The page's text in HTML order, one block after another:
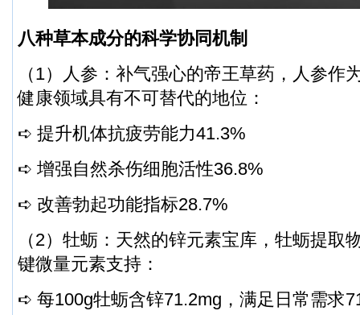
八种草本成分的科学协同机制
（1）人参：补气强心的帝王草药，人参作
健康领域具有不可替代的地位：
➪ 提升机体抗疲劳能力41.3%
➪ 增强自然杀伤细胞活性36.8%
➪ 改善勃起功能指标28.7%
（2）牡蛎：天然的锌元素宝库，牡蛎提取
键微量元素支持：
➪ 每100g牡蛎含锌71.2mg，满足日常需求